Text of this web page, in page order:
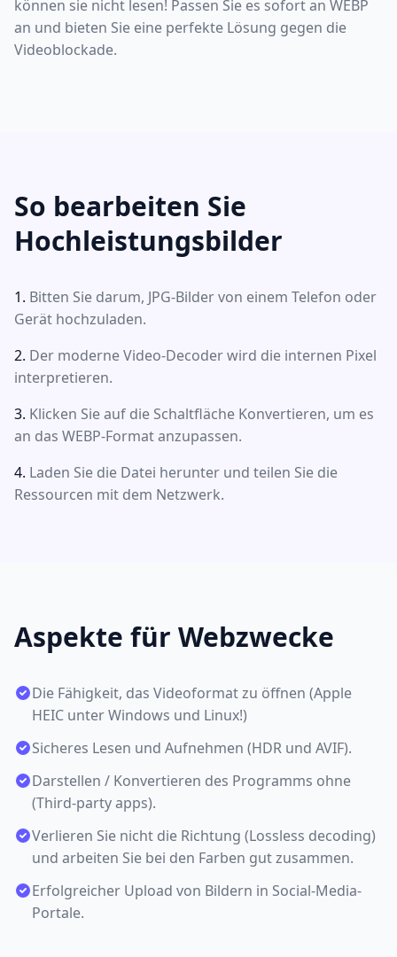
können sie nicht lesen! Passen Sie es sofort an WEBP
an und bieten Sie eine perfekte Lösung gegen die
Videoblockade.
So bearbeiten Sie
Hochleistungsbilder
Bitten Sie darum, JPG-Bilder von einem Telefon oder
Gerät hochzuladen.
Der moderne Video-Decoder wird die internen Pixel
interpretieren.
Klicken Sie auf die Schaltfläche Konvertieren, um es
an das WEBP-Format anzupassen.
Laden Sie die Datei herunter und teilen Sie die
Ressourcen mit dem Netzwerk.
Aspekte für Webzwecke
Die Fähigkeit, das Videoformat zu öffnen (Apple
HEIC unter Windows und Linux!)
Sicheres Lesen und Aufnehmen (HDR und AVIF).
Darstellen / Konvertieren des Programms ohne
(Third-party apps).
Verlieren Sie nicht die Richtung (Lossless decoding)
und arbeiten Sie bei den Farben gut zusammen.
Erfolgreicher Upload von Bildern in Social-Media-
Portale.